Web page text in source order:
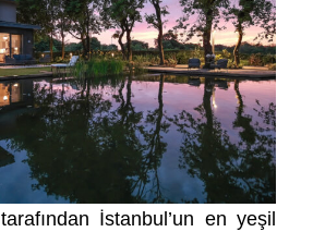
tarafından İstanbul’un en yeşil